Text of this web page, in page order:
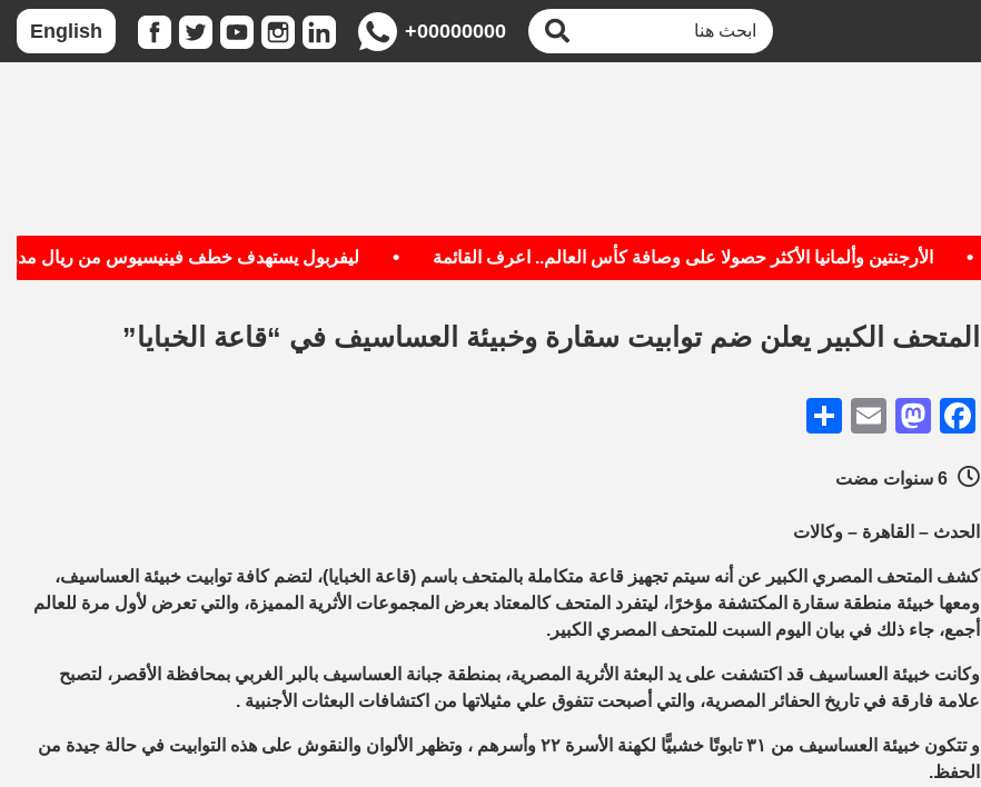
+00000000
English
الأرجنتين وألمانيا الأكثر حصولا على وصافة كأس العالم.. اعرف القائمة ليفربول يستهدف خطف فينيسيوس من ريال مدريد
المتحف الكبير يعلن ضم توابيت سقارة وخبيئة العساسيف في “قاعة الخبايا”
Facebook
Mastodon
Email
الحدث – القاهرة – وكالات
كشف المتحف المصري الكبير عن أنه سيتم تجهيز قاعة متكاملة بالمتحف باسم (قاعة الخبايا)، لتضم كافة توابيت خبيئة العساسيف،
ومعها خبيئة منطقة سقارة المكتشفة مؤخرًا، ليتفرد المتحف كالمعتاد بعرض المجموعات الأثرية المميزة، والتي تعرض لأول مرة للعالم
أجمع، جاء ذلك في بيان اليوم السبت للمتحف المصري الكبير.
وكانت خبيئة العساسيف قد اكتشفت على يد البعثة الأثرية المصرية، بمنطقة جبانة العساسيف بالبر الغربي بمحافظة الأقصر، لتصبح
علامة فارقة في تاريخ الحفائر المصرية، والتي أصبحت تتفوق علي مثيلاتها من اكتشافات البعثات الأجنبية .
و تتكون خبيئة العساسيف من ٣١ تابوتًا خشبيًّا لكهنة الأسرة ٢٢ وأسرهم ، وتظهر الألوان والنقوش على هذه التوابيت في حالة جيدة من
الحفظ.